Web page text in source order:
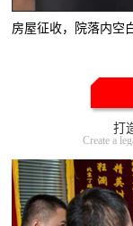
房屋征收，院落内空
打
Create a